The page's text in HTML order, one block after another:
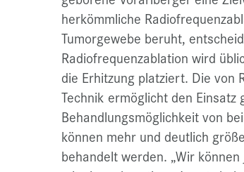
herkömmliche
Tumorgewebe beruht,
Radiofrequenzablation wird
die Erhitzung platziert. Die von
Technik ermöglicht den
Behandlungsmöglichkeit von
können mehr und deutlich
behandelt werden. „Wir